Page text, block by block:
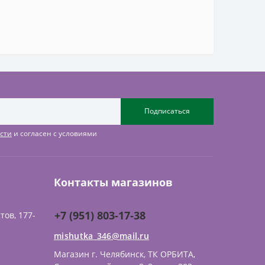
Подписаться
и согласен с условиями
177-
Контакты магазинов
+7 (951) 803-17-38
mishutka_346@mail.ru
Магазин г. Челябинск, ТК ОРБИТА,